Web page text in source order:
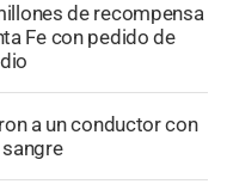
de recompensa
Fe con pedido de
a un conductor con